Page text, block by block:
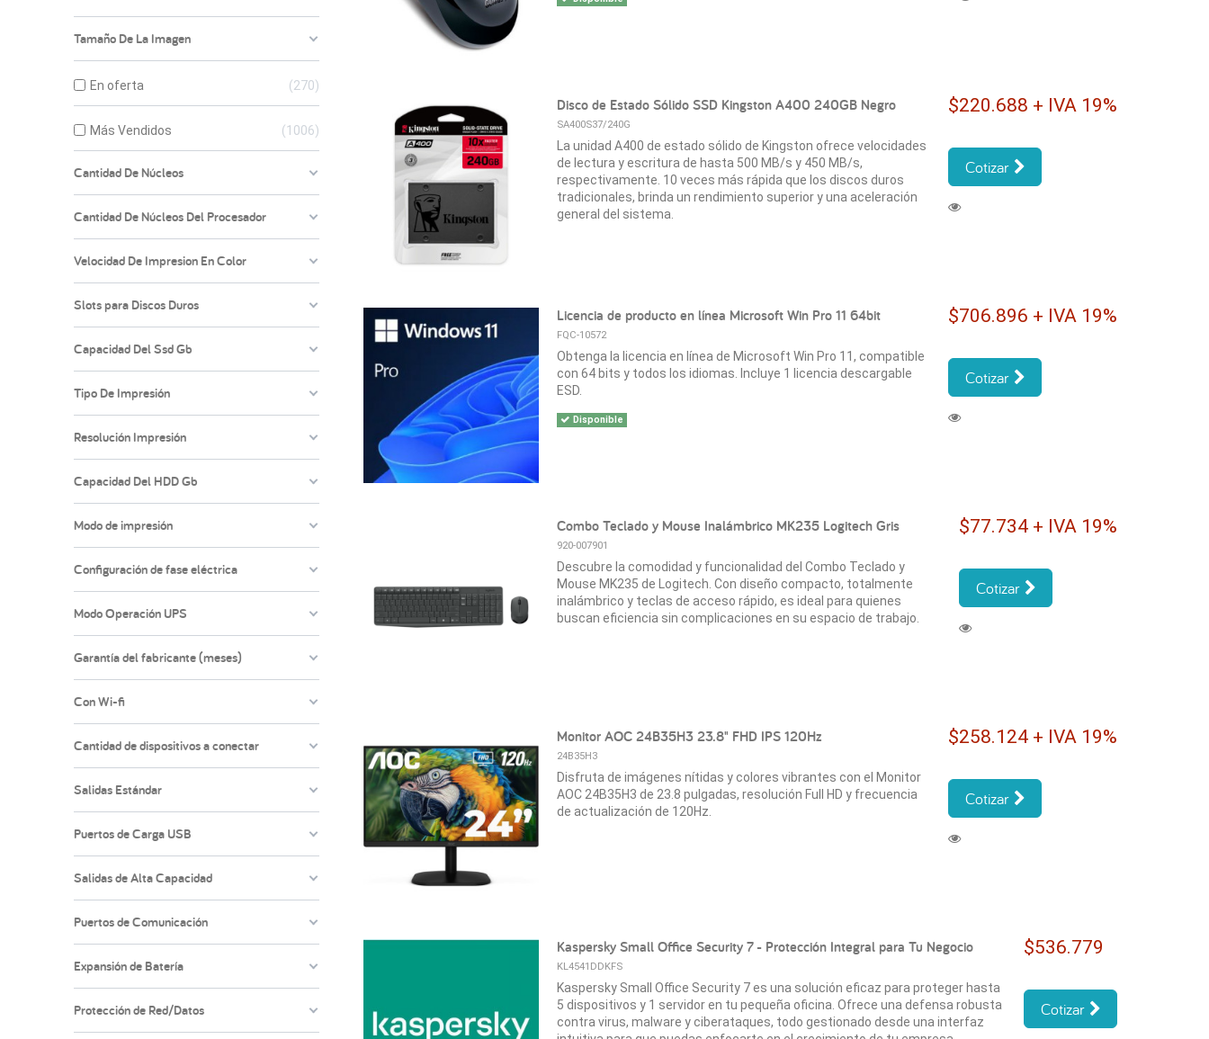
Disco de Estado Sólido SSD Kingston A400 240GB Negro
SA400S37/240G
La unidad A400 de estado sólido de Kingston ofrece velocidades
de lectura y escritura de hasta 500 MB/s y 450 MB/s,
respectivamente. 10 veces más rápida que los discos duros
tradicionales, brinda un rendimiento superior y una aceleración
general del sistema.
$220.688 + IVA 19%
Cotizar
Licencia de producto en línea Microsoft Win Pro 11 64bit
FQC-10572
Obtenga la licencia en línea de Microsoft Win Pro 11, compatible
con 64 bits y todos los idiomas. Incluye 1 licencia descargable
ESD.
Disponible
$706.896 + IVA 19%
Cotizar
Combo Teclado y Mouse Inalámbrico MK235 Logitech Gris
920-007901
Descubre la comodidad y funcionalidad del Combo Teclado y
Mouse MK235 de Logitech. Con diseño compacto, totalmente
inalámbrico y teclas de acceso rápido, es ideal para quienes
buscan eficiencia sin complicaciones en su espacio de trabajo.
$77.734 + IVA 19%
Cotizar
Monitor AOC 24B35H3 23.8" FHD IPS 120Hz
24B35H3
Disfruta de imágenes nítidas y colores vibrantes con el Monitor
AOC 24B35H3 de 23.8 pulgadas, resolución Full HD y frecuencia
de actualización de 120Hz.
$258.124 + IVA 19%
Cotizar
Kaspersky Small Office Security 7 - Protección Integral para Tu Negocio
KL4541DDKFS
Kaspersky Small Office Security 7 es una solución eficaz para proteger hasta
5 dispositivos y 1 servidor en tu pequeña oficina. Ofrece una defensa robusta
contra virus, malware y ciberataques, todo gestionado desde una interfaz
$536.779
Cotizar
Tamaño De La Imagen
En oferta 270
Más Vendidos 1006
Cantidad De Núcleos
Cantidad De Núcleos Del Procesador
Velocidad De Impresion En Color
Slots para Discos Duros
Capacidad Del Ssd Gb
Tipo De Impresión
Resolución Impresión
Capacidad Del HDD Gb
Modo de impresión
Configuración de fase eléctrica
Modo Operación UPS
Garantía del fabricante (meses)
Con Wi-fi
Cantidad de dispositivos a conectar
Salidas Estándar
Puertos de Carga USB
Salidas de Alta Capacidad
Puertos de Comunicación
Expansión de Batería
Protección de Red/Datos